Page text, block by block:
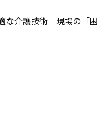
な介護技術 現場の「困